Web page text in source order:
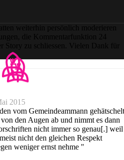
weiterhin persönlich moderieren
die Kommentarfunktion 24
Story zu schliessen. Vielen Dank für
2015
vom Gemeindeammann
den Augen ab und nimmt es dann
nicht immer so genau[.] weil
nicht den gleichen Respekt
weniger ernst nehme "